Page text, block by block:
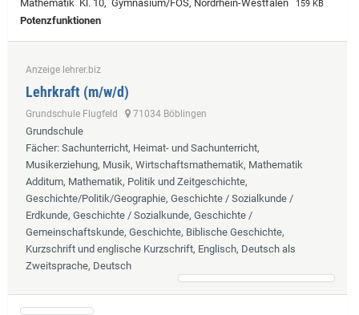
Mathematik Kl. 10, Gymnasium/FOS, Nordrhein-Westfalen 159 KB
Potenzfunktionen
Anzeige lehrer.biz
Lehrkraft (m/w/d)
Grundschule Flugfeld 71034 Böblingen
Grundschule
Fächer: Sachunterricht, Heimat- und Sachunterricht,
Musikerziehung, Musik, Wirtschaftsmathematik, Mathematik
Additum, Mathematik, Politik und Zeitgeschichte,
Geschichte/Politik/Geographie, Geschichte / Sozialkunde /
Erdkunde, Geschichte / Sozialkunde, Geschichte /
Gemeinschaftskunde, Geschichte, Biblische Geschichte,
Kurzschrift und englische Kurzschrift, Englisch, Deutsch als
Zweitsprache, Deutsch